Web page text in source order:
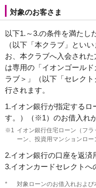
対象のお客さま
以下1.～3.の条件を満たし
（以下「本クラブ」とい
お、本クラブへ入会され
は専用の「イオンゴール
ラブ＞」（以下「セレク
行されます。
1.イオン銀行が指定するロ
す。）（※1）のお借入れ
※1
イオン銀行住宅ローン（フ
ーン、投資用マンションロ
2.イオン銀行の口座を返済
3.イオンカードセレクトへ
*
対象ローンのお借入れおよ